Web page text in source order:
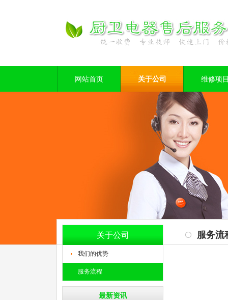
网站首页 关于公司 维修项
关于公司
我们的优势
服务流程
最新资讯
服务流